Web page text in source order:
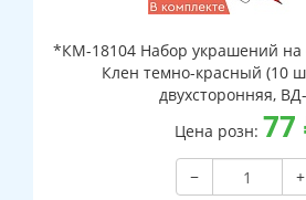
*КМ-18104 Набор украшений на
Клен темно-красный (10
двухсторонняя,
Цена розн: 77
−
+